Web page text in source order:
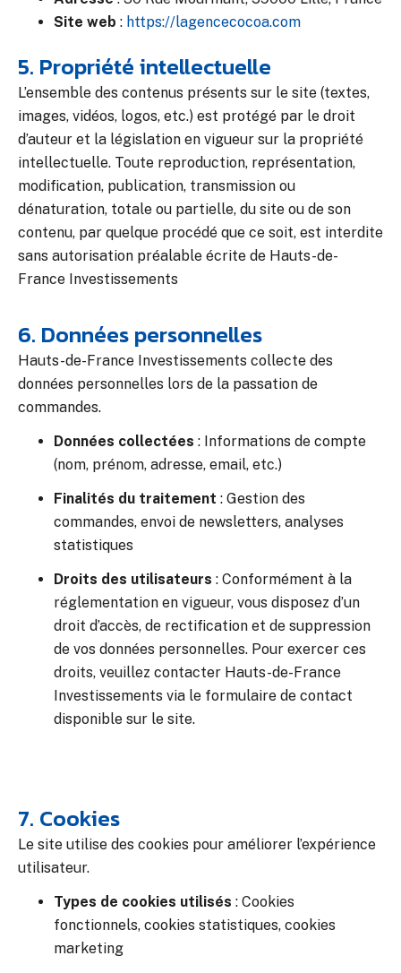
Site web : https://lagencecocoa.com
5. Propriété intellectuelle
L’ensemble des contenus présents sur le site (textes,
images, vidéos, logos, etc.) est protégé par le droit
d’auteur et la législation en vigueur sur la propriété
intellectuelle. Toute reproduction, représentation,
modification, publication, transmission ou
dénaturation, totale ou partielle, du site ou de son
contenu, par quelque procédé que ce soit, est interdite
sans autorisation préalable écrite de Hauts-de-
France Investissements
6. Données personnelles
Hauts-de-France Investissements collecte des
données personnelles lors de la passation de
commandes.
Données collectées : Informations de compte
(nom, prénom, adresse, email, etc.)
Finalités du traitement : Gestion des
commandes, envoi de newsletters, analyses
statistiques
Droits des utilisateurs : Conformément à la
réglementation en vigueur, vous disposez d’un
droit d’accès, de rectification et de suppression
de vos données personnelles. Pour exercer ces
droits, veuillez contacter Hauts-de-France
Investissements via le formulaire de contact
disponible sur le site.
7. Cookies
Le site utilise des cookies pour améliorer l’expérience
utilisateur.
Types de cookies utilisés : Cookies
fonctionnels, cookies statistiques, cookies
marketing